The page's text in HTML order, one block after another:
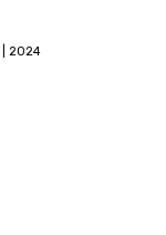
| 2024